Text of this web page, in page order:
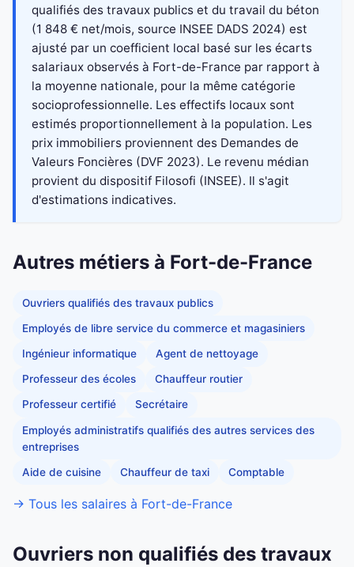
qualifiés des travaux publics et du travail du béton
(1 848 € net/mois, source INSEE DADS 2024) est
ajusté par un coefficient local basé sur les écarts
salariaux observés à Fort-de-France par rapport à
la moyenne nationale, pour la même catégorie
socioprofessionnelle. Les effectifs locaux sont
estimés proportionnellement à la population. Les
prix immobiliers proviennent des Demandes de
Valeurs Foncières (DVF 2023). Le revenu médian
provient du dispositif Filosofi (INSEE). Il s'agit
d'estimations indicatives.
Autres métiers à Fort-de-France
Ouvriers qualifiés des travaux publics
Employés de libre service du commerce et magasiniers
Ingénieur informatique Agent de nettoyage
Professeur des écoles Chauffeur routier
Professeur certifié Secrétaire
Employés administratifs qualifiés des autres services des
entreprises
Aide de cuisine Chauffeur de taxi Comptable
→ Tous les salaires à Fort-de-France
Ouvriers non qualifiés des travaux